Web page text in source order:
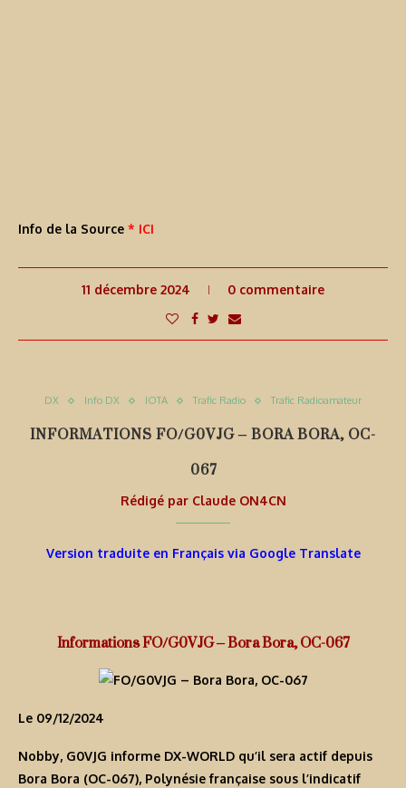
Info de la Source * ICI
11 décembre 2024 0 commentaire
DX Info DX IOTA Trafic Radio Trafic Radioamateur
INFORMATIONS FO/G0VJG – BORA BORA, OC-
067
Rédigé par Claude ON4CN
Version traduite en Français via Google Translate
Informations FO/G0VJG – Bora Bora, OC-067
Le 09/12/2024
Nobby, G0VJG informe DX-WORLD qu’il sera actif depuis
Bora Bora (OC-067), Polynésie française sous l’indicatif